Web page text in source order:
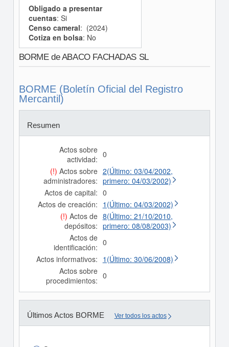
Obligado a presentar
cuentas: Si
Censo cameral: (2024)
Cotiza en bolsa: No
BORME de ABACO FACHADAS SL
BORME (Boletín Oficial del Registro
Mercantil)
Resumen
Actos sobre
actividad: 0
(!) Actos sobre
administradores:
2(Último: 03/04/2002,
primero: 04/03/2002)
Actos de capital: 0
Actos de creación: 1(Último: 04/03/2002)
(!) Actos de
depósitos:
8(Último: 21/10/2010,
primero: 08/08/2003)
Actos de
identificación: 0
Actos informativos: 1(Último: 30/06/2008)
Actos sobre
procedimientos: 0
Últimos Actos BORME Ver todos los actos